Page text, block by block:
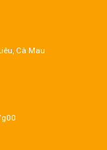
Cà Mau